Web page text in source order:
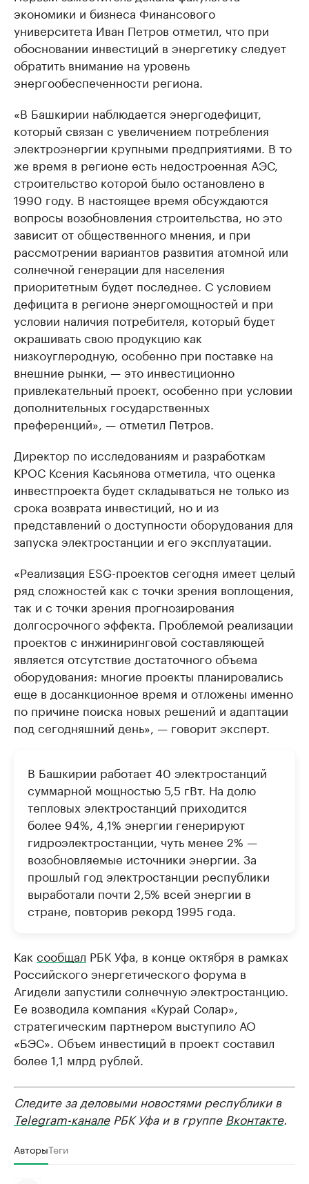
экономики и бизнеса Финансового
университета Иван Петров отметил, что при
обосновании инвестиций в энергетику следует
обратить внимание на уровень
энергообеспеченности региона.
«В Башкирии наблюдается энергодефицит,
который связан с увеличением потребления
электроэнергии крупными предприятиями. В то
же время в регионе есть недостроенная АЭС,
строительство которой было остановлено в
1990 году. В настоящее время обсуждаются
вопросы возобновления строительства, но это
зависит от общественного мнения, и при
рассмотрении вариантов развития атомной или
солнечной генерации для населения
приоритетным будет последнее. С условием
дефицита в регионе энергомощностей и при
условии наличия потребителя, который будет
окрашивать свою продукцию как
низкоуглеродную, особенно при поставке на
внешние рынки, — это инвестиционно
привлекательный проект, особенно при условии
дополнительных государственных
преференций», — отметил Петров.
Директор по исследованиям и разработкам
КРОС Ксения Касьянова отметила, что оценка
инвестпроекта будет складываться не только из
срока возврата инвестиций, но и из
представлений о доступности оборудования для
запуска электростанции и его эксплуатации.
«Реализация ESG-проектов сегодня имеет целый
ряд сложностей как с точки зрения воплощения,
так и с точки зрения прогнозирования
долгосрочного эффекта. Проблемой реализации
проектов с инжиниринговой составляющей
является отсутствие достаточного объема
оборудования: многие проекты планировались
еще в досанкционное время и отложены именно
по причине поиска новых решений и адаптации
под сегодняшний день», — говорит эксперт.
В Башкирии работает 40 электростанций
суммарной мощностью 5,5 гВт. На долю
тепловых электростанций приходится
более 94%, 4,1% энергии генерируют
гидроэлектростанции, чуть менее 2% —
возобновляемые источники энергии. За
прошлый год электростанции республики
выработали почти 2,5% всей энергии в
стране, повторив рекорд 1995 года.
Как сообщал РБК Уфа, в конце октября в рамках
Российского энергетического форума в
Агидели запустили солнечную электростанцию.
Ее возводила компания «Курай Солар»,
стратегическим партнером выступило АО
«БЭС». Объем инвестиций в проект составил
более 1,1 млрд рублей.
Следите за деловыми новостями республики в
Telegram-каналеРБК Уфа и в группе Вконтакте.
АвторыТеги